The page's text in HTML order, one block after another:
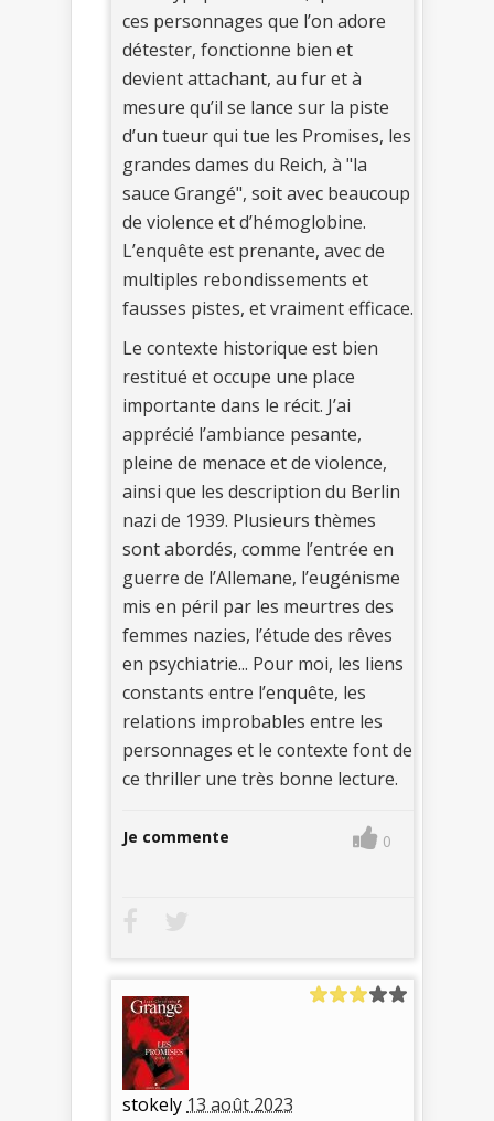
ces personnages que l’on adore
détester, fonctionne bien et
devient attachant, au fur et à
mesure qu’il se lance sur la piste
d’un tueur qui tue les Promises, les
grandes dames du Reich, à "la
sauce Grangé", soit avec beaucoup
de violence et d’hémoglobine.
L’enquête est prenante, avec de
multiples rebondissements et
fausses pistes, et vraiment efficace.
Le contexte historique est bien
restitué et occupe une place
importante dans le récit. J’ai
apprécié l’ambiance pesante,
pleine de menace et de violence,
ainsi que les description du Berlin
nazi de 1939. Plusieurs thèmes
sont abordés, comme l’entrée en
guerre de l’Allemane, l’eugénisme
mis en péril par les meurtres des
femmes nazies, l’étude des rêves
en psychiatrie... Pour moi, les liens
constants entre l’enquête, les
relations improbables entre les
personnages et le contexte font de
ce thriller une très bonne lecture.
Je commente 0
stokely 13 août 2023